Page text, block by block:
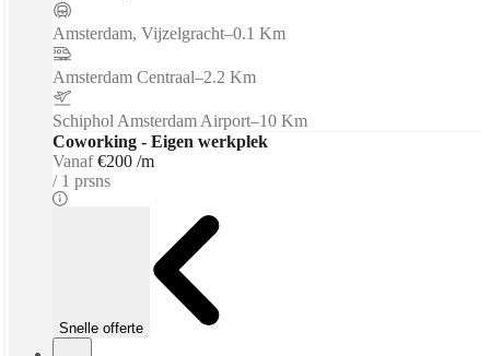
Amsterdam, Vijzelgracht–0.1 Km
Amsterdam Centraal–2.2 Km
Schiphol Amsterdam Airport–10 Km
Coworking - Eigen werkplek
Vanaf €200 /m
1 prsns
Snelle offerte